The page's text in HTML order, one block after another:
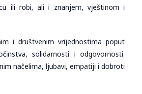
ili robi, ali i znanjem, vještinom i
i društvenim vrijednostima poput
solidarnosti i odgovornosti.
načelima, ljubavi, empatiji i dobroti